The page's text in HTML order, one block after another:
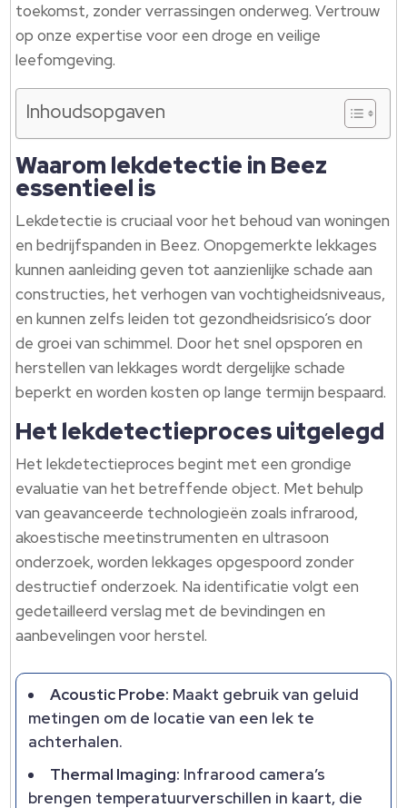
toekomst, zonder verrassingen onderweg. Vertrouw
op onze expertise voor een droge en veilige
leefomgeving.
Inhoudsopgaven
Waarom lekdetectie in Beez
essentieel is
Lekdetectie is cruciaal voor het behoud van woningen
en bedrijfspanden in Beez. Onopgemerkte lekkages
kunnen aanleiding geven tot aanzienlijke schade aan
constructies, het verhogen van vochtigheidsniveaus,
en kunnen zelfs leiden tot gezondheidsrisico’s door
de groei van schimmel. Door het snel opsporen en
herstellen van lekkages wordt dergelijke schade
beperkt en worden kosten op lange termijn bespaard.
Het lekdetectieproces uitgelegd
Het lekdetectieproces begint met een grondige
evaluatie van het betreffende object. Met behulp
van geavanceerde technologieën zoals infrarood,
akoestische meetinstrumenten en ultrasoon
onderzoek, worden lekkages opgespoord zonder
destructief onderzoek. Na identificatie volgt een
gedetailleerd verslag met de bevindingen en
aanbevelingen voor herstel.
Acoustic Probe: Maakt gebruik van geluid
metingen om de locatie van een lek te
achterhalen.
Thermal Imaging: Infrarood camera’s
brengen temperatuurverschillen in kaart, die